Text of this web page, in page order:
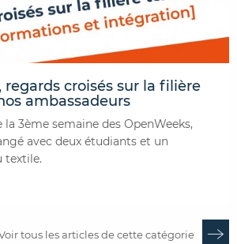
regards croisés sur la filière
ambassadeurs
la 3ème semaine des OpenWeeks,
avec deux étudiants et un
textile.
tous les articles de cette catégorie